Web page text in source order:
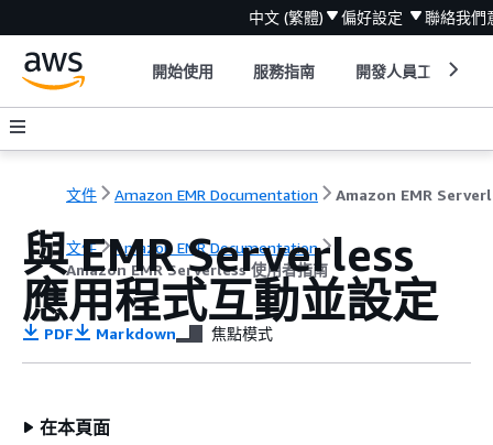
中文 (繁體) 偏好設定 聯絡我們
開始使用 服務指南 開發人員工具
文件 Amazon EMR Documentation
文件
Amazon EMR Documentation
Amazon EMR Serverless 使用者指南
與 EMR Serverless
應用程式互動並設定
PDF Markdown 焦點模式
在本頁面